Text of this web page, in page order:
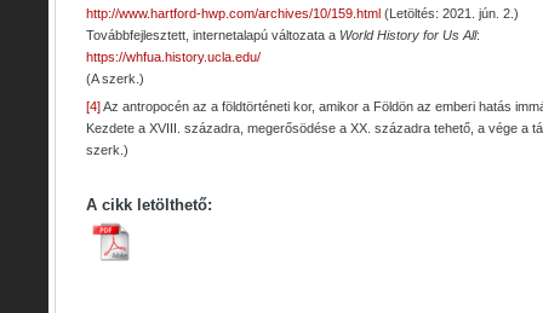
http://www.hartford-hwp.com/archives/10/159.html (Letöltés: 2021. jún. 2.)
Továbbfejlesztett, internetalapú változata a World History for Us All:
https://whfua.history.ucla.edu/
(A szerk.)
[4]Az antropocén az a földtörténeti kor, amikor a Földön az emberi hatás
Kezdete a XVIII. századra, megerősödése a XX. századra tehető, a vége a
szerk.)
A cikk letölthető: